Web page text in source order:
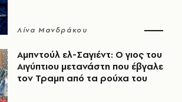
Λίνα Μανδράκου
Αμπντούλ ελ-Σαγιέντ: Ο γιος του
Αιγύπτιου μετανάστη που έβγαλε
τον Τραμπ από τα ρούχα του